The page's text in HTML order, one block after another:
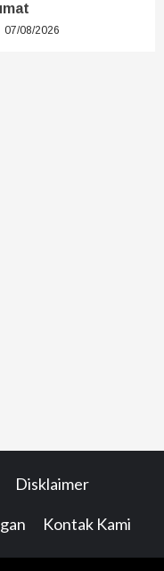
07/08/2026
Disklaimer
Kontak Kami